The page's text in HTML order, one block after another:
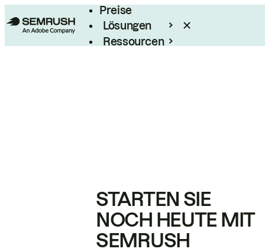
Preise
Lösungen
Ressourcen
STARTEN SIE
NOCH HEUTE MIT
SEMRUSH